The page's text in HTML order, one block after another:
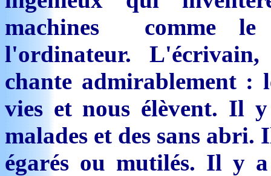
machines comme le
l'ordinateur.
chante admirablement :
vies et nous élèvent. Il
malades et des sans
égarés ou mutilés. Il y